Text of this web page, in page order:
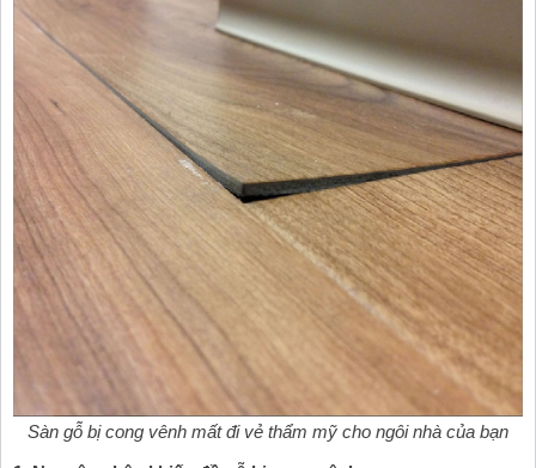
Sàn gỗ bị cong vênh mất đi vẻ thẩm mỹ cho ngôi nhà của bạn